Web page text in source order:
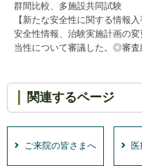
群間比較、多施設共同試験
【新たな安全性に関する情報
安全性情報、治験実施計画の
当性について審議した。◎審査
関連するページ
ご来院の皆さまへ